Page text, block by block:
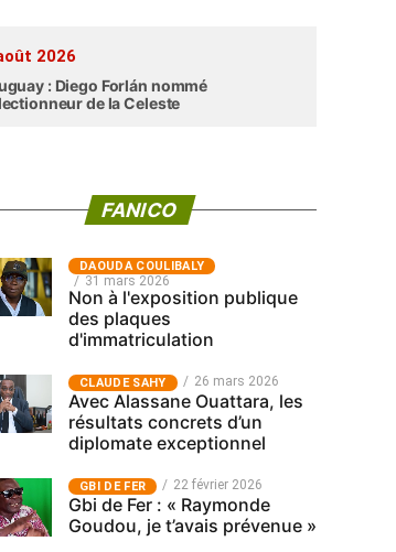
2026
: Diego Forlán nommé
de la Celeste
FANICO
‎DAOUDA COULIBALY
31 mars 2026
Non à l'exposition publique
des plaques
d'immatriculation
CLAUDE SAHY 26 mars 2026
Avec Alassane Ouattara, les
résultats concrets d’un
diplomate exceptionnel
GBI DE FER 22 février 2026
Gbi de Fer : « Raymonde
Goudou, je t’avais prévenue »